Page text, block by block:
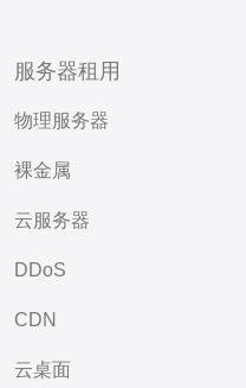
服务器租用
物理服务器
裸金属
云服务器
DDoS
CDN
云桌面